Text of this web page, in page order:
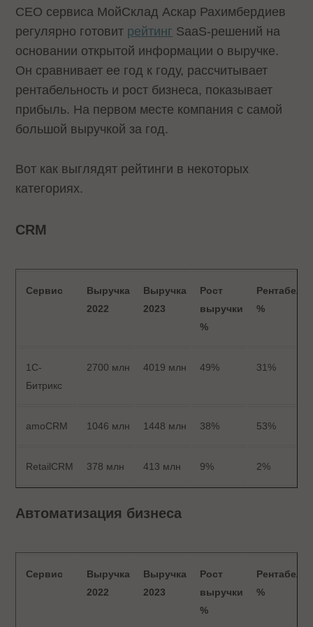
CEO сервиса МойСклад Аскар Рахимбердиев
регулярно готовит рейтинг SaaS-решений на
основании открытой информации о выручке.
Он сравнивает ее год к году, рассчитывает
рентабельность и рост бизнеса, показывает
прибыль. На первом месте компания с самой
большой выручкой за год.
Вот как выглядят рейтинги в некоторых
категориях.
CRM
Сервис
Выручка
2022
Выручка
2023
Рост
выручки
%
%
1С-
Битрикс
2700 млн 4019 млн 49% 31%
amoCRM 1046 млн 1448 млн 38% 53%
RetailCRM 378 млн 413 млн 9% 2%
Автоматизация бизнеса
Сервис
Выручка
2022
Выручка
2023
Рост
выручки
%
%